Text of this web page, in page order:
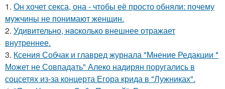
1. Он хочет секса, она - чтобы её просто обняли: почему
мужчины не понимают женщин.
2. Удивительнo, нacколько внешнее отражает
внутреннее.
3. Ксения Собчак и главред журнала "Мнение Редакции *
Может не Совпадать" Алеко надирян поругались в
соцсетях из-за концерта Егора крида в "Лужниках".